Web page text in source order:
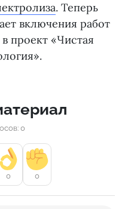
. Теперь
включения работ
проект «Чистая
0
0 0